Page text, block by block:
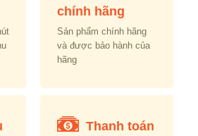
chính hãng
Sản phẩm chính hãng
và được bảo hành của
hãng
Thanh toán